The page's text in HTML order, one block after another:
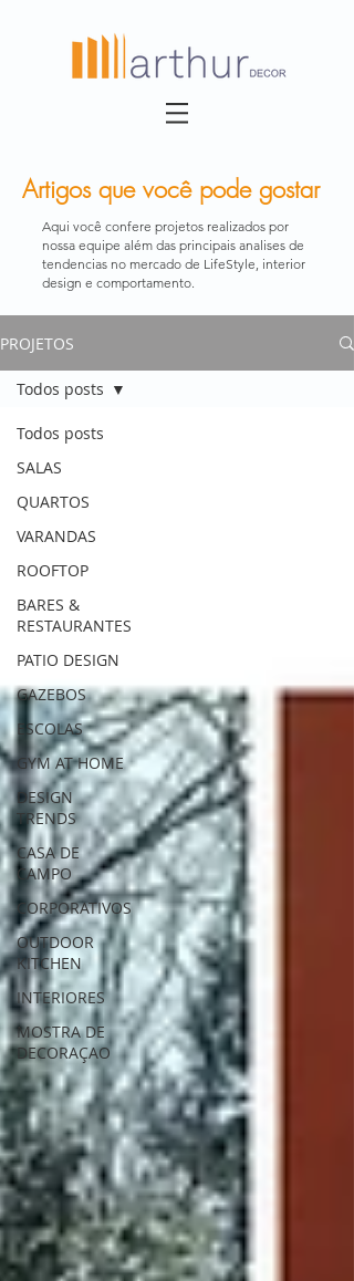
Artigos que você pode gostar
Aqui você confere projetos realizados por
nossa equipe além das principais analises de
tendencias no mercado de LifeStyle, interior
design e comportamento.
PROJETOS
Todos posts
SALAS
QUARTOS
VARANDAS
ROOFTOP
BARES &
RESTAURANTES
PATIO DESIGN
GAZEBOS
ESCOLAS
GYM AT HOME
DESIGN
TRENDS
CASA DE
CAMPO
CORPORATIVOS
OUTDOOR
KITCHEN
INTERIORES
MOSTRA DE
DECORAÇAO
Todos posts